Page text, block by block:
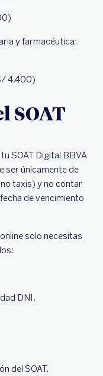
y farmacéutica:
4,400)
SOAT
SOAT Digital BBVA
ser únicamente de
taxis) y no contar
de vencimiento
solo necesitas
DNI.
del SOAT.